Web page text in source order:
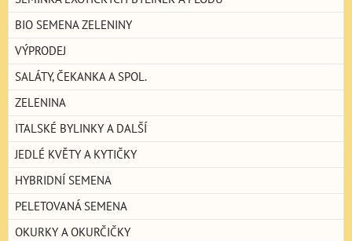
BIO SEMENA ZELENINY
VÝPRODEJ
SALÁTY, ČEKANKA A SPOL.
ZELENINA
ITALSKÉ BYLINKY A DALŠÍ
JEDLÉ KVĚTY A KYTIČKY
HYBRIDNÍ SEMENA
PELETOVANÁ SEMENA
OKURKY A OKURČIČKY